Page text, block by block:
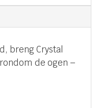
breng Crystal
de ogen –